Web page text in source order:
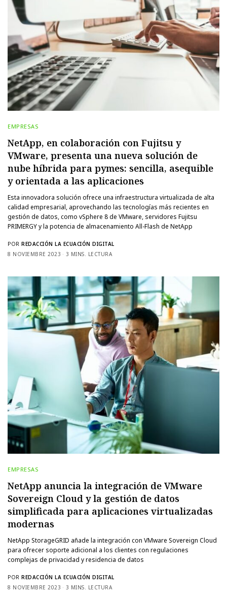
EMPRESAS
NetApp, en colaboración con Fujitsu y
VMware, presenta una nueva solución de
nube híbrida para pymes: sencilla, asequible
y orientada a las aplicaciones
Esta innovadora solución ofrece una infraestructura virtualizada de alta
calidad empresarial, aprovechando las tecnologías más recientes en
gestión de datos, como vSphere 8 de VMware, servidores Fujitsu
PRIMERGY y la potencia de almacenamiento All-Flash de NetApp
POR REDACCIÓN LA ECUACIÓN DIGITAL
8 NOVIEMBRE 2023
3 MINS. LECTURA
EMPRESAS
NetApp anuncia la integración de VMware
Sovereign Cloud y la gestión de datos
simplificada para aplicaciones virtualizadas
modernas
NetApp StorageGRID añade la integración con VMware Sovereign Cloud
para ofrecer soporte adicional a los clientes con regulaciones
complejas de privacidad y residencia de datos
POR REDACCIÓN LA ECUACIÓN DIGITAL
8 NOVIEMBRE 2023
3 MINS. LECTURA